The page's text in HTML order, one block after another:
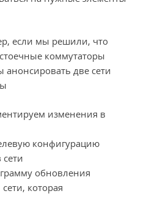
если мы решили, что
коммутаторы
две сети
изменения в
конфигурацию
сети
обновления
которая